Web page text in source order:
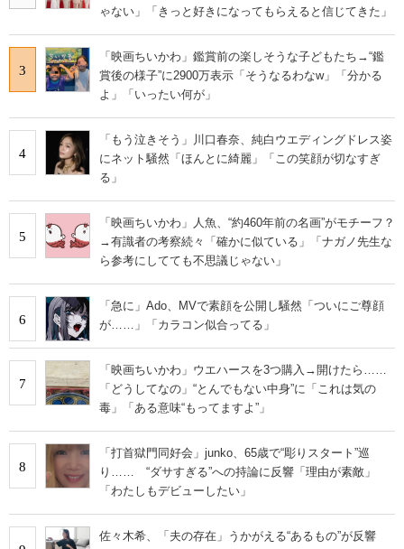
ゃない」「きっと好きになってもらえると信じてきた」
3
「映画ちいかわ」鑑賞前の楽しそうな子どもたち→“鑑
賞後の様子”に2900万表示「そうなるわなw」「分かる
よ」「いったい何が」
4
「もう泣きそう」川口春奈、純白ウエディングドレス姿
にネット騒然「ほんとに綺麗」「この笑顔が切なすぎ
る」
5
「映画ちいかわ」人魚、“約460年前の名画”がモチーフ？
→有識者の考察続々「確かに似ている」「ナガノ先生な
ら参考にしてても不思議じゃない」
6
「急に」Ado、MVで素顔を公開し騒然「ついにご尊顔
が……」「カラコン似合ってる」
7
「映画ちいかわ」ウエハースを3つ購入→開けたら……
「どうしてなの」“とんでもない中身”に「これは気の
毒」「ある意味“もってますよ”」
8
「打首獄門同好会」junko、65歳で“彫りスタート”巡
り…… “ダサすぎる”への持論に反響「理由が素敵」
「わたしもデビューしたい」
佐々木希、「夫の存在」うかがえる“あるもの”が反響